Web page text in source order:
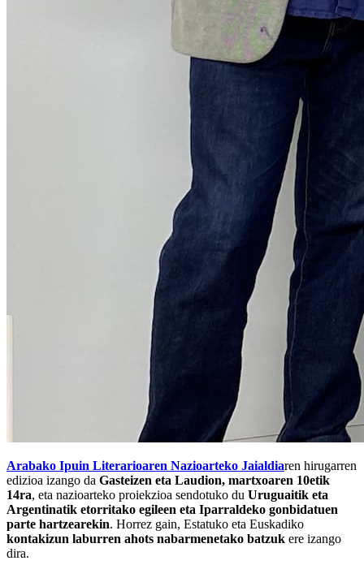
Arabako Ipuin Literarioaren Nazioarteko Jaialdiaren hirugarren
edizioa izango da Gasteizen eta Laudion, martxoaren 10etik
14ra, eta nazioarteko proiekzioa sendotuko du Uruguaitik eta
Argentinatik etorritako egileen eta Iparraldeko gonbidatuen
parte hartzearekin. Horrez gain, Estatuko eta Euskadiko
kontakizun laburren ahots nabarmenetako batzuk ere izango
dira.